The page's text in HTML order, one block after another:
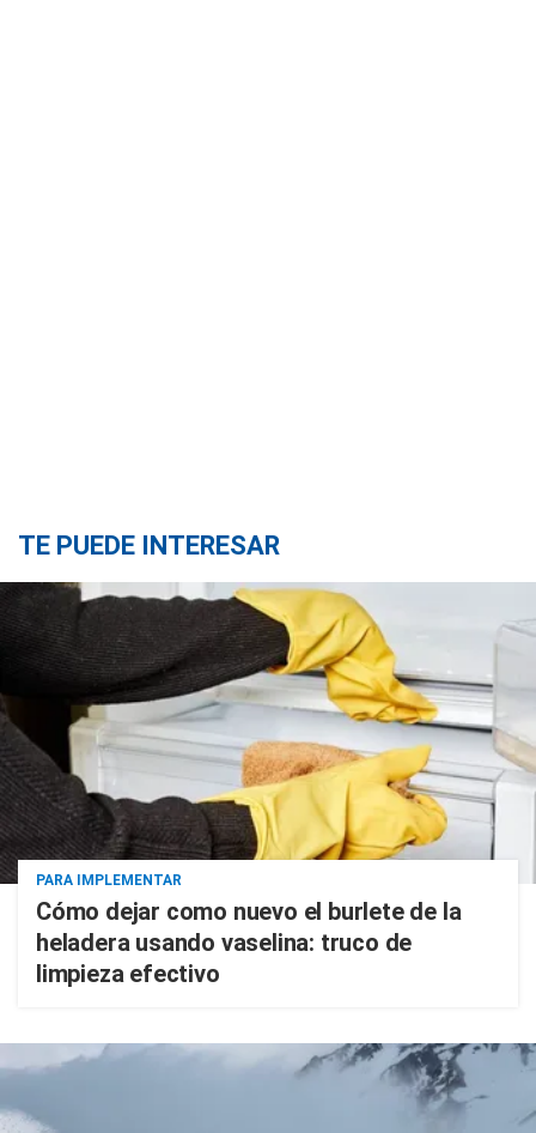
TE PUEDE INTERESAR
PARA IMPLEMENTAR
Cómo dejar como nuevo el burlete de la
heladera usando vaselina: truco de
limpieza efectivo